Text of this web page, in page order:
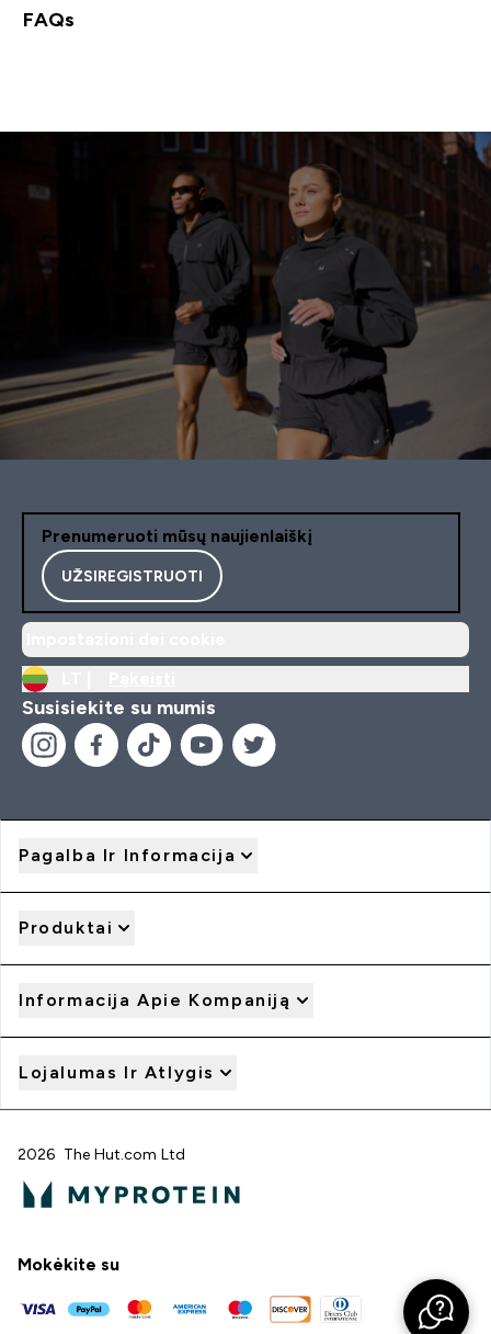
FAQs
Prenumeruoti mūsų naujienlaiškį
UŽSIREGISTRUOTI
Susisiekite su mumis
Pagalba Ir Informacija
Produktai
Informacija Apie Kompaniją
Lojalumas Ir Atlygis
2026 The Hut.com Ltd
Mokėkite su